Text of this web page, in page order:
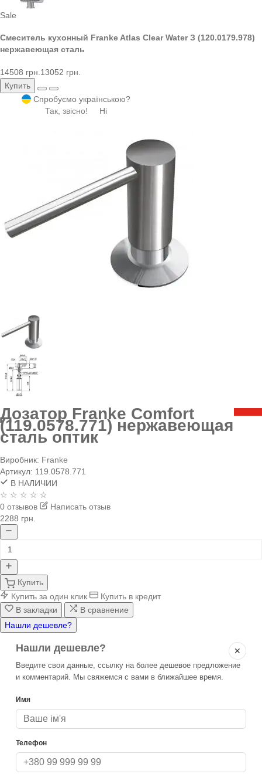
Sale
Смеситель кухонный Franke Atlas Clear Water З (120.0179.978)
нержавеющая сталь
14508 грн. 13052 грн.
Купить
Спробуємо українською?
Так, звісно!
Ні
Дозатор Franke Comfort
(119.0578.771) нержавеющая
сталь оптик
Виробник: Franke
Артикул: 119.0578.771
В НАЛИЧИИ
☆ ☆ ☆ ☆ ☆
0 отзывов
Написать отзыв
2288 грн.
Купить
Купить за один клик
Купить в кредит
В закладки
В сравнение
Нашли дешевле?
✕
Нашли дешевле?
Введите свои данные, ссылку на более дешевое предложение
и комментарий. Мы свяжемся с вами в ближайшее время.
Имя
Телефон